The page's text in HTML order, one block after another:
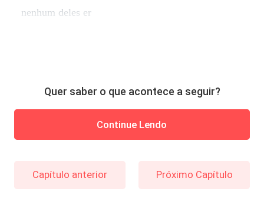
nenhum deles er
Quer saber o que acontece a seguir?
Continue Lendo
Capítulo anterior Próximo Capítulo